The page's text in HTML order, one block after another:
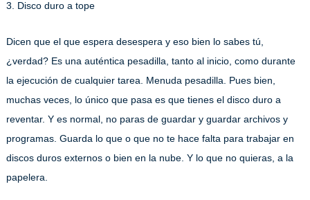
3. Disco duro a tope
Dicen que el que espera desespera y eso bien lo sabes tú,
¿verdad? Es una auténtica pesadilla, tanto al inicio, como durante
la ejecución de cualquier tarea. Menuda pesadilla. Pues bien,
muchas veces, lo único que pasa es que tienes el disco duro a
reventar. Y es normal, no paras de guardar y guardar archivos y
programas. Guarda lo que o que no te hace falta para trabajar en
discos duros externos o bien en la nube. Y lo que no quieras, a la
papelera.